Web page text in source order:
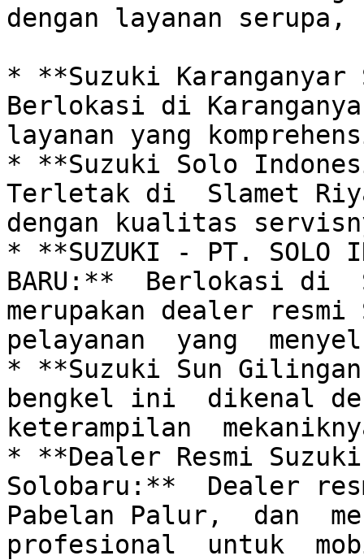
dengan layanan
* **Suzuki
Berlokasi di
layanan yang
* **Suzuki Solo
Terletak di  Slamet
dengan kualitas
* **SUZUKI - PT. SOLO
BARU:**  Berlokasi di
merupakan dealer resmi
pelayanan  yang
* **Suzuki Sun
bengkel ini  dikenal
keterampilan
* **Dealer Resmi
Solobaru:**  Dealer
Pabelan Palur,  dan
profesional  untuk